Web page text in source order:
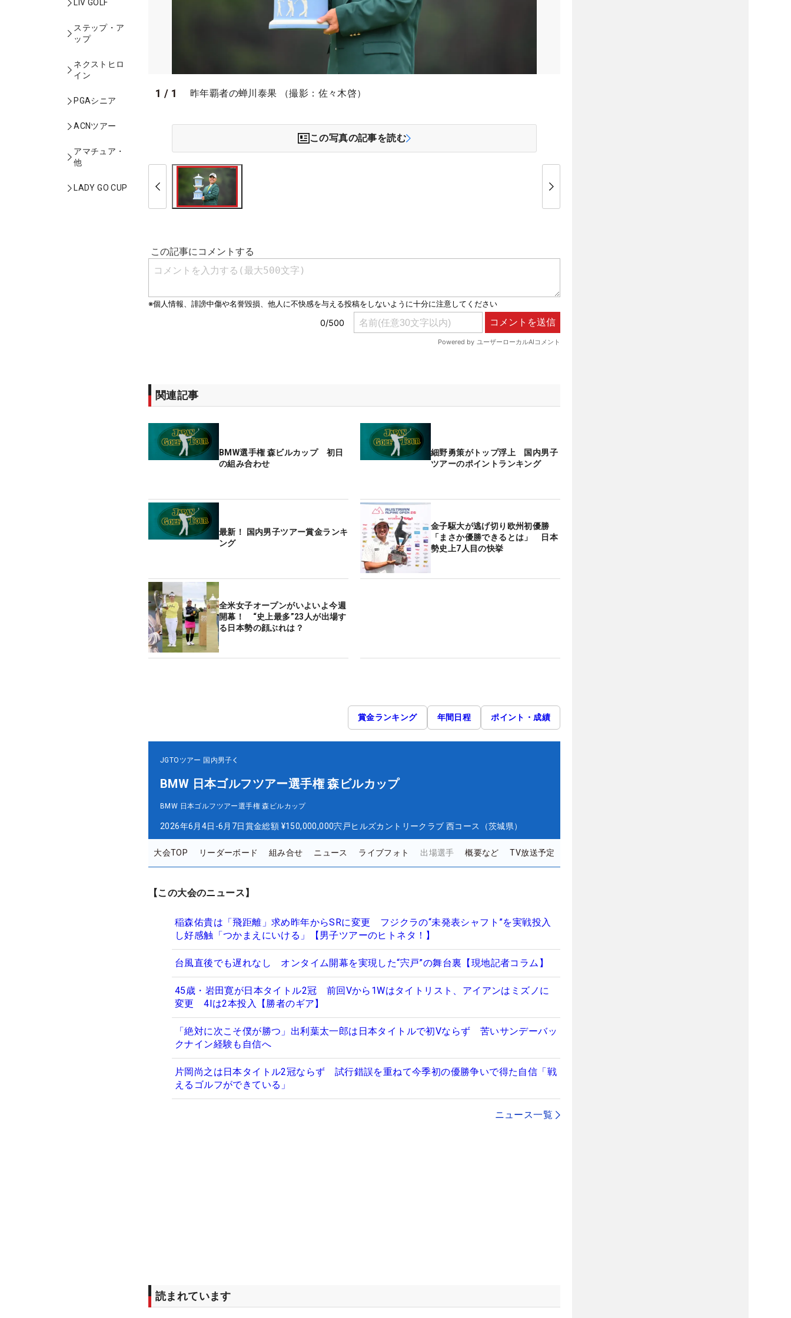
LIV GOLF
ステップ・ア
ップ
ネクストヒロ
イン
PGAシニア
ACNツアー
アマチュア・
他
LADY GO CUP
1 / 1 昨年覇者の蝉川泰果 （撮影：佐々木啓）
この写真の記事を読む
関連記事
BMW選手権 森ビルカップ 初日
の組み合わせ
細野勇策がトップ浮上 国内男子
ツアーのポイントランキング
最新！ 国内男子ツアー賞金ランキ
ング
金子駆大が逃げ切り欧州初優勝
「まさか優勝できるとは」 日本
勢史上7人目の快挙
全米女子オープンがいよいよ今週
開幕！ “史上最多”23人が出場す
る日本勢の顔ぶれは？
賞金ランキング 年間日程 ポイント・成績
JGTOツアー 国内男子
BMW 日本ゴルフツアー選手権 森ビルカップ
BMW 日本ゴルフツアー選手権 森ビルカップ
2026年6月4日-6月7日賞金総額 ¥150,000,000宍戸ヒルズカントリークラブ 西コース（茨城県）
大会TOP リーダーボード 組み合せ ニュース ライブフォト 出場選手 概要など TV放送予定
【この大会のニュース】
稲森佑貴は「飛距離」求め昨年からSRに変更 フジクラの“未発表シャフト”を実戦投入
し好感触「つかまえにいける」【男子ツアーのヒトネタ！】
台風直後でも遅れなし オンタイム開幕を実現した“宍戸”の舞台裏【現地記者コラム】
45歳・岩田寛が日本タイトル2冠 前回Vから1Wはタイトリスト、アイアンはミズノに
変更 4Iは2本投入【勝者のギア】
「絶対に次こそ僕が勝つ」出利葉太一郎は日本タイトルで初Vならず 苦いサンデーバッ
クナイン経験も自信へ
片岡尚之は日本タイトル2冠ならず 試行錯誤を重ねて今季初の優勝争いで得た自信「戦
えるゴルフができている」
ニュース一覧
読まれています